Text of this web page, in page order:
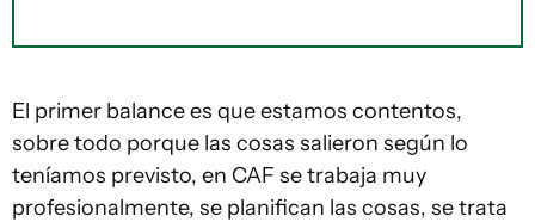
El primer balance es que estamos contentos,
sobre todo porque las cosas salieron según lo
teníamos previsto, en CAF se trabaja muy
profesionalmente, se planifican las cosas, se trata